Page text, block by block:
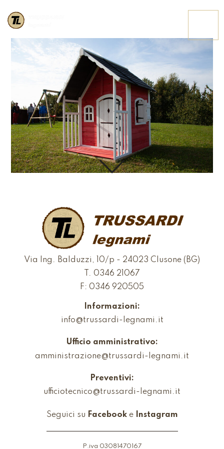
Via Ing. Balduzzi, 10/p - 24023 Clusone (BG)
T. 0346 21067
F: 0346 920505
Informazioni:
info@trussardi-legnami.it
Ufficio amministrativo:
amministrazione@trussardi-legnami.it
Preventivi:
ufficiotecnico@trussardi-legnami.it
Seguici su Facebooke Instagram
P.iva 03081470167